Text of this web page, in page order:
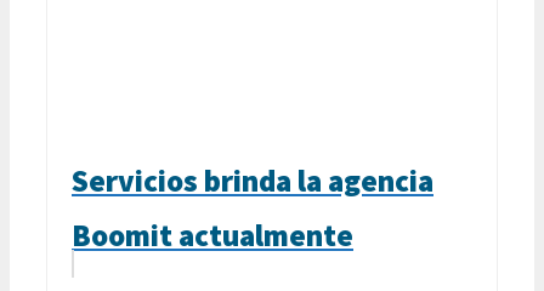
Servicios brinda la agencia
Boomit actualmente